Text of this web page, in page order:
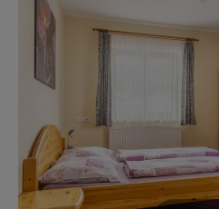
Skifahren
Skilehrer
Skilift
Sommerrodelbahn
Squash
Squashhalle
Dusche
Fernseher
Garten
Gitterbett
Handtücher